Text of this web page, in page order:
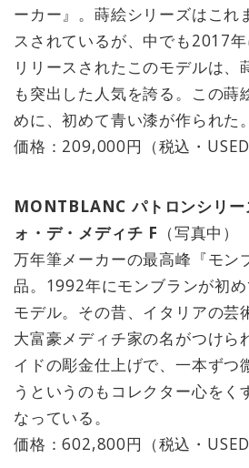
ーカー』。蒔絵シリーズはこれ
スされているが、中でも2017
リリースされたこのモデルは、
も突出した人気を誇る。この蒔
めに、初めて青い漆が作られた。
価格：209,000円（税込・USED
MONTBLANC パトロンシリ
ォ・デ・メディチ F （写真中）
万年筆メーカーの最高峰『モン
品。1992年にモンブランが初
モデル。その昔、イタリアの芸
大富豪メディチ家の名がつけら
イドの彫金仕上げで、一本ずつ
うというのもコレクター心をく
なっている。
価格：602,800円（税込・USED